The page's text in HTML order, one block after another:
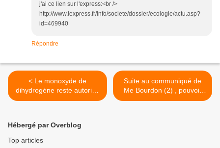
j'ai ce lien sur l'express:<br />
http://www.lexpress.fr/info/societe/dossier/ecologie/actu.asp?
id=469940
Répondre
< Le monoxyde de
dihydrogène reste autorisé
au mépris du principe de
Suite au communiqué de
Me Bourdon (2) , pouvoir
de censure contre droit de
Hébergé par Overblog
Top articles